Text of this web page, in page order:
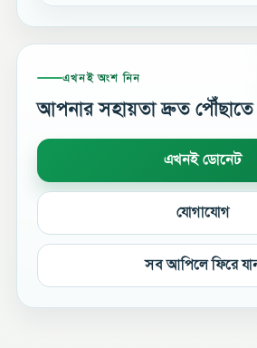
এখনই অংশ নিন
আপনার সহায়তা দ্রুত পৌঁছাতে
এখনই ডোনেট
যোগাযোগ
সব আপিলে ফিরে